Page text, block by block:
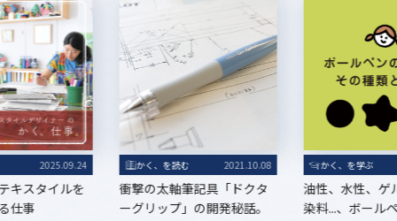
2025.09.24
キスタイルを
仕事
かく、を読む 2021.10.08
衝撃の太軸筆記具「ドクタ
ーグリップ」の開発秘話。
かく、を学ぶ
油性、水性、ゲ
染料...、ボール